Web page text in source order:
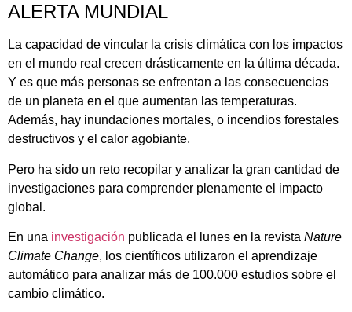
ALERTA MUNDIAL
La capacidad de vincular la crisis climática con los impactos
en el mundo real crecen drásticamente en la última década.
Y es que más personas se enfrentan a las consecuencias
de un planeta en el que aumentan las temperaturas.
Además, hay inundaciones mortales, o incendios forestales
destructivos y el calor agobiante.
Pero ha sido un reto recopilar y analizar la gran cantidad de
investigaciones para comprender plenamente el impacto
global.
En una investigación publicada el lunes en la revista Nature
Climate Change, los científicos utilizaron el aprendizaje
automático para analizar más de 100.000 estudios sobre el
cambio climático.